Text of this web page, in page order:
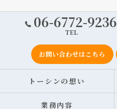
06-6772-9236
TEL
お問い合わせはこちら
トーシンの想い
業務内容